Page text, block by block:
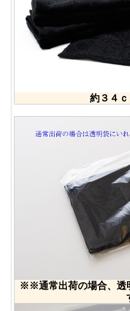
約３４
※※通常出荷の場合、透